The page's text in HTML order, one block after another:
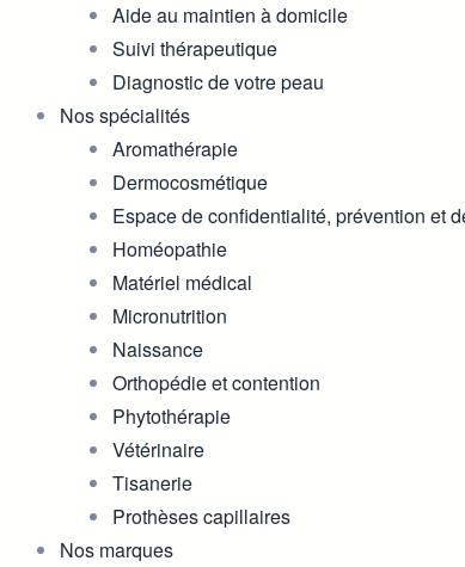
Aide au maintien à domicile
Suivi thérapeutique
Diagnostic de votre peau
Nos spécialités
Aromathérapie
Dermocosmétique
Espace de confidentialité, prévention et
Homéopathie
Matériel médical
Micronutrition
Naissance
Orthopédie et contention
Phytothérapie
Vétérinaire
Tisanerie
Prothèses capillaires
Nos marques